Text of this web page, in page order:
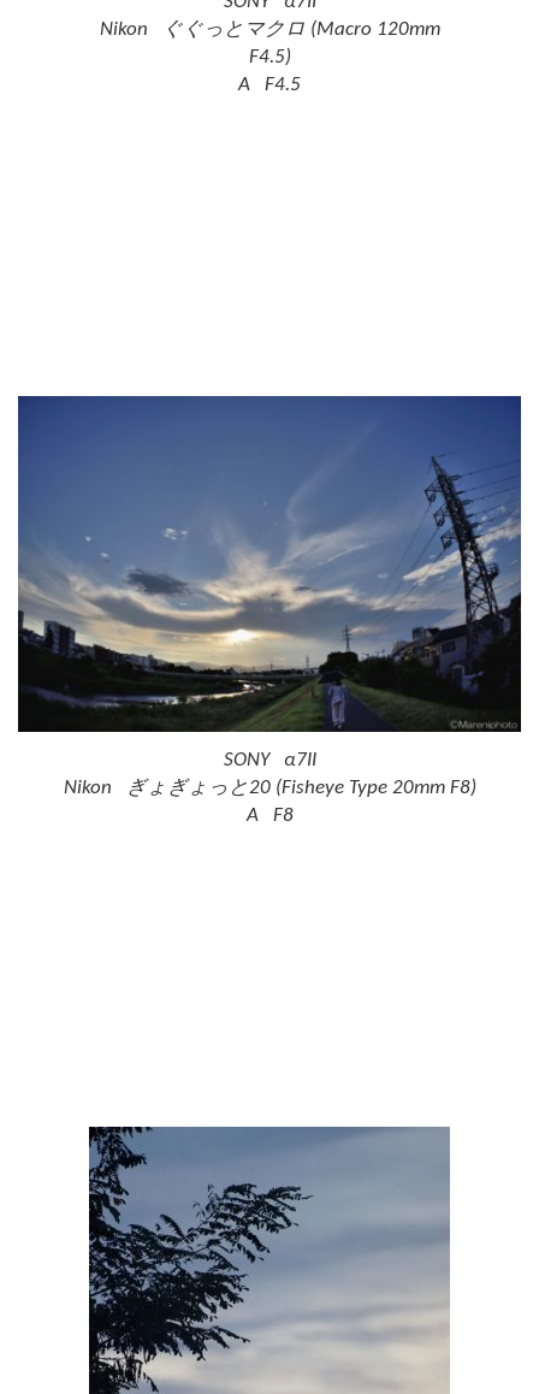
Nikon ぐぐっとマクロ (Macro 120mm
F4.5)
A F4.5
SONY α7II
Nikon ぎょぎょっと20 (Fisheye Type 20mm F8)
A F8